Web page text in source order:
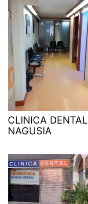
CLINICA DENTAL
NAGUSIA